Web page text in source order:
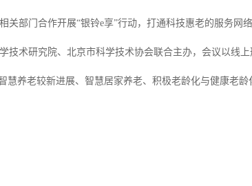
部门合作开展“银铃e享”行动，打通科技惠老的服务网络
术研究院、北京市科学技术协会联合主办，会议以线上
慧养老较新进展、智慧居家养老、积极老龄化与健康老龄